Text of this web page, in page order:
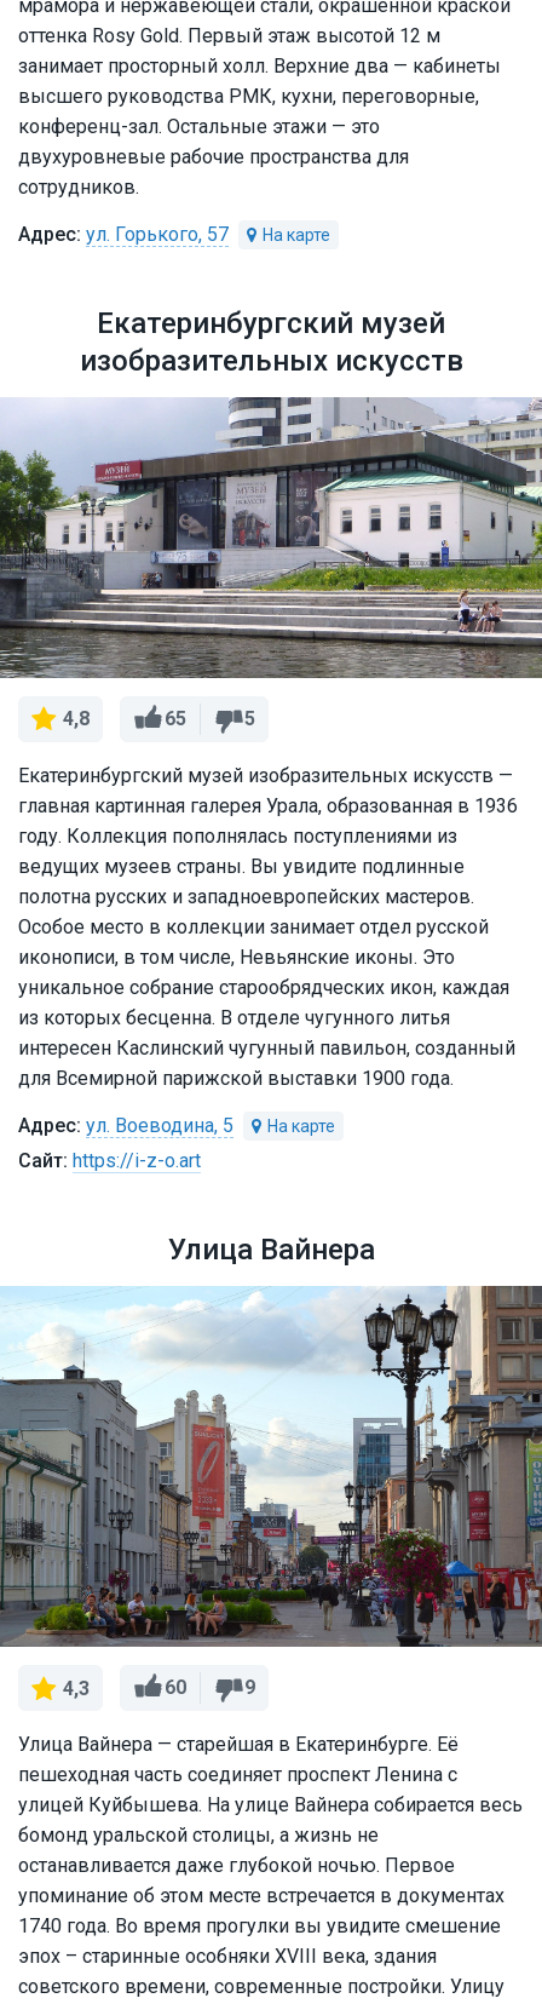
мрамора и нержавеющей стали, окрашенной краской
оттенка Rosy Gold. Первый этаж высотой 12 м
занимает просторный холл. Верхние два — кабинеты
высшего руководства РМК, кухни, переговорные,
конференц-зал. Остальные этажи — это
двухуровневые рабочие пространства для
сотрудников.
ул. Горького, 57
Екатеринбургский музей
изобразительных искусств
4,8 65 5
Екатеринбургский музей изобразительных искусств —
главная картинная галерея Урала, образованная в 1936
году. Коллекция пополнялась поступлениями из
ведущих музеев страны. Вы увидите подлинные
полотна русских и западноевропейских мастеров.
Особое место в коллекции занимает отдел русской
иконописи, в том числе, Невьянские иконы. Это
уникальное собрание старообрядческих икон, каждая
из которых бесценна. В отделе чугунного литья
интересен Каслинский чугунный павильон, созданный
для Всемирной парижской выставки 1900 года.
ул. Воеводина, 5
https://i-z-o.art
Улица Вайнера
4,3 60 9
Улица Вайнера — старейшая в Екатеринбурге. Её
пешеходная часть соединяет проспект Ленина с
улицей Куйбышева. На улице Вайнера собирается весь
бомонд уральской столицы, а жизнь не
останавливается даже глубокой ночью. Первое
упоминание об этом месте встречается в документах
1740 года. Во время прогулки вы увидите смешение
эпох – старинные особняки XVIII века, здания
советского времени, современные постройки. Улицу